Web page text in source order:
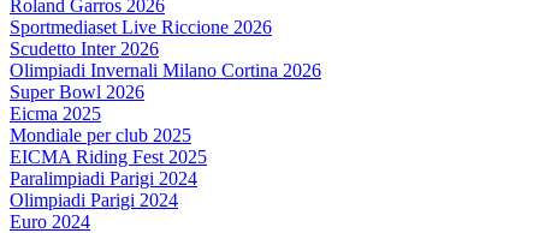
Roland Garros 2026
Sportmediaset Live Riccione 2026
Scudetto Inter 2026
Olimpiadi Invernali Milano Cortina 2026
Super Bowl 2026
Eicma 2025
Mondiale per club 2025
EICMA Riding Fest 2025
Paralimpiadi Parigi 2024
Olimpiadi Parigi 2024
Euro 2024